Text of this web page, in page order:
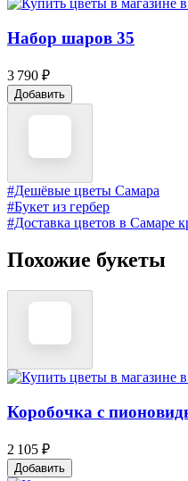
Набор шаров 35
3 790 ₽
Добавить
#Дешёвые цветы Самара
#Букет из гербер
#Доставка цветов в Самаре
Похожие букеты
Коробочка с
2 105 ₽
Добавить